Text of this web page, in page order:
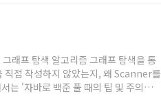
래프 탐색 알고리즘 그래프 탐색을 통
접 작성하지 않았는지, 왜 Scanner를
'자바로 백준 풀 때의 팁 및 주의점'